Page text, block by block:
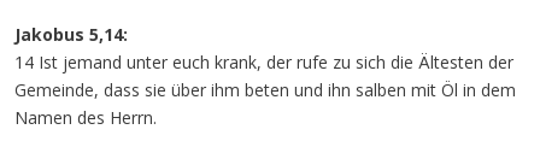
Jakobus 5,14:
14 Ist jemand unter euch krank, der rufe zu sich die Ältesten der
Gemeinde, dass sie über ihm beten und ihn salben mit Öl in dem
Namen des Herrn.